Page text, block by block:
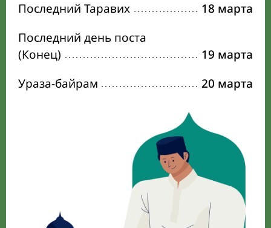
Последний Таравих
18 марта
Последний день поста
(Конец)
19 марта
Ураза-байрам
20 марта